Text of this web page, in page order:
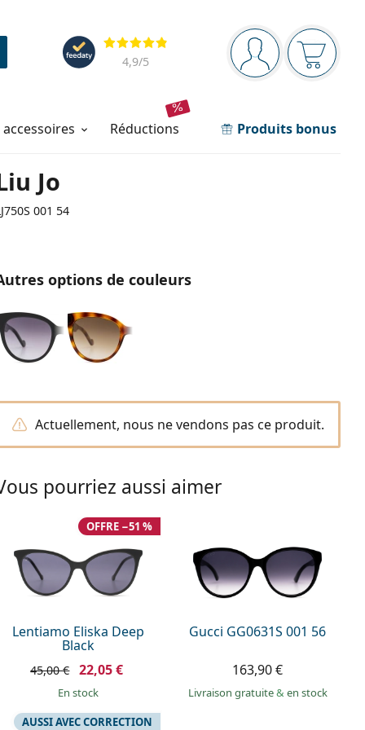
Barre de navigation
Vous êtesVotre
Évaluation
4,9/5
réductions Produits bonus
Jo
001 54
options de couleurs
Actuellement, nous ne vendons pas ce produit.
pourriez aussi aimer
Lentiamo Eliska Deep
Black
OFFRE −51 %
45,00 € 22,05 €
en stock
Gucci GG0631S 001 56
163,90 €
Livraison gratuite& en stock
AUSSI AVEC CORRECTION